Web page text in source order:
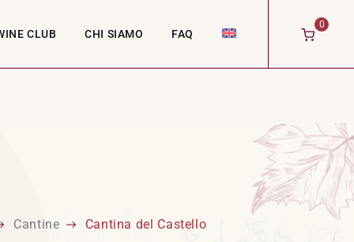
CLUB CHI SIAMO FAQ
0
Cantine Cantina del Castello